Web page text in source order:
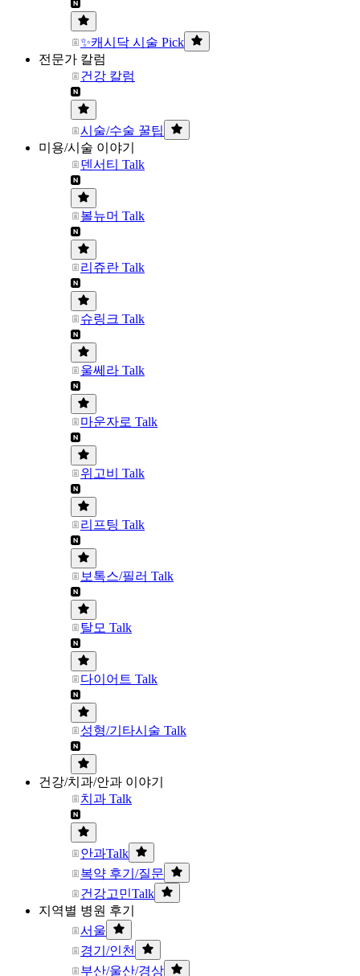
✨캐시닥 시술 Pick
전문가 칼럼
건강 칼럼
시술/수술 꿀팁
미용/시술 이야기
덴서티 Talk
볼뉴머 Talk
리쥬란 Talk
슈링크 Talk
울쎄라 Talk
마운자로 Talk
위고비 Talk
리프팅 Talk
보톡스/필러 Talk
탈모 Talk
다이어트 Talk
성형/기타시술 Talk
건강/치과/안과 이야기
치과 Talk
안과Talk
복약 후기/질문
건강고민Talk
지역별 병원 후기
서울
경기/인천
부산/울산/경상